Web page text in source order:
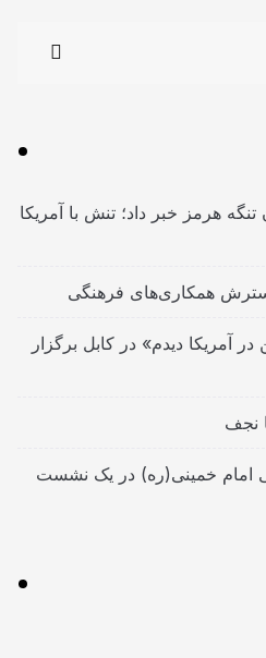
هرمز خبر داد؛ تنش با آمریکا
همکاری‌های فرهنگی
آمریکا دیدم» در کابل برگزار
نجف
امام خمینی(ره) در یک نشست